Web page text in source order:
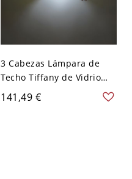
3 Cabezas Lámpara de
Techo Tiffany de Vidrio
Iluminación de Techo de
Flores para Dormitorio -
141,49 €